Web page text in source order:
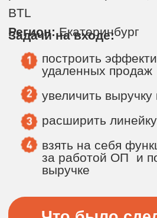
Что было сделано за 2
Проведен анализ продаж, всех
процессов компании
Составлена модель As IS/TO
Разработана стратегия
Разработана эффективная
продаж и отгрузки услуг
с клиентами
Новые мотивационные схемы:
МОП, координаторов
Должностные инструкции
Разработан план адаптации
новых сотрудников ОП
Создана и внедрена таблица